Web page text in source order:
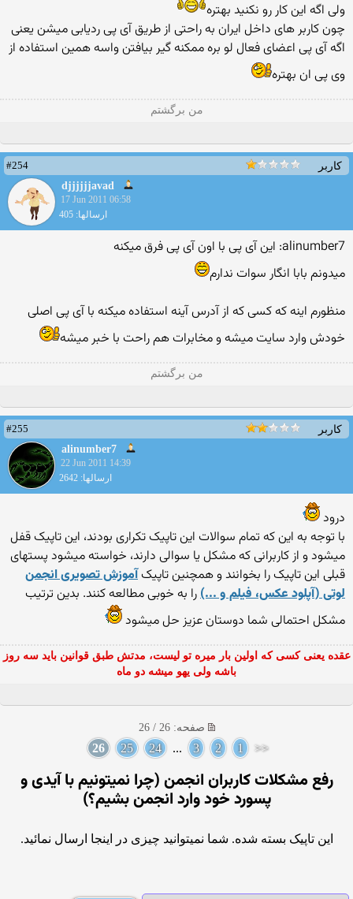
ولی اگه این كار رو نكنید بهتره
چون كاربر های داخل ایران به راحتی از طریق آی پی ردیابی میشن یعنی
اگه آی پی اعضای فعال لو بره ممكنه گیر بیافتن واسه همین استفاده از
وی پی ان بهتره
من برگشتم
کاربر
#254
djjjjjjavad
17 Jun 2011 06:58
ارسالها: 405
alinumber7: این آی پی با اون آی پی فرق میكنه
میدونم بابا انگار سوات ندارم
منظورم اینه كه كسی كه از آدرس آینه استفاده میكنه با آی پی اصلی
خودش وارد سایت میشه و مخابرات هم راحت با خبر میشه
من برگشتم
کاربر
#255
alinumber7
22 Jun 2011 14:39
ارسالها: 2642
درود
با توجه به این که تمام سوالات این تاپیک تکراری بودند، این تاپیک قفل
میشود و از کاربرانی که مشکل یا سوالی دارند، خواسته میشود پستهای
قبلی این تاپیک را بخوانند و همچنین تاپیکآموزش تصویری انجمن
لوتی (آپلود عکس، فیلم و ...)را به خوبی مطالعه کنند. بدین ترتیب
مشکل احتمالی شما دوستان عزیز حل میشود
عقده یعنی کسی که اولین بار میره تو لیست، مدتش طبق قوانین باید سه روز
باشه ولی یهو میشه دو ماه
صفحه: 26 / 26
<<
1
2
3
...
24
25
26
رفع مشکلات کاربران انجمن (چرا نمیتونیم با آیدی و
پسورد خود وارد انجمن بشیم؟)
این تاپیک بسته شده. شما نمیتوانید چیزی در اینجا ارسال نمائید.